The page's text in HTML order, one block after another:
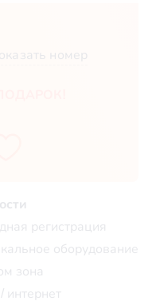
номер
регистрация
оборудование
зона
интернет